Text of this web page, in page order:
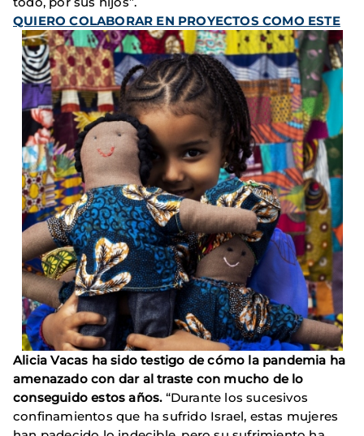
QUIERO COLABORAR EN PROYECTOS COMO ESTE
Alicia Vacas ha sido testigo de cómo la pandemia ha
amenazado con dar al traste con mucho de lo
conseguido estos años. “Durante los sucesivos
confinamientos que ha sufrido Israel, estas mujeres